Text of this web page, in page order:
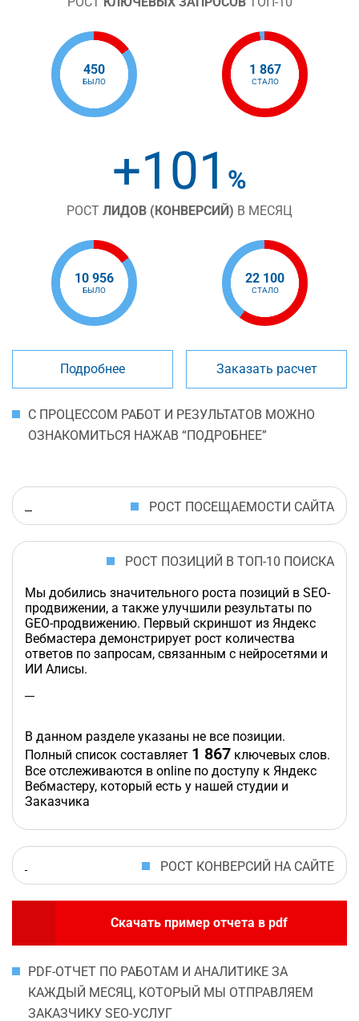
450
БЫЛО
1 867
СТАЛО
+101 %
РОСТ ЛИДОВ (КОНВЕРСИЙ) В МЕСЯЦ
10 956
БЫЛО
22 100
СТАЛО
Подробнее Заказать расчет
С ПРОЦЕССОМ РАБОТ И РЕЗУЛЬТАТОВ МОЖНО
ОЗНАКОМИТЬСЯ НАЖАВ “ПОДРОБНЕЕ”
РОСТ ПОСЕЩАЕМОСТИ САЙТА
РОСТ ПОЗИЦИЙ В ТОП-10 ПОИСКА
Мы добились значительного роста позиций в SEO-
продвижении, а также улучшили результаты по
GEO-продвижению. Первый скриншот из Яндекс
Вебмастера демонстрирует рост количества
ответов по запросам, связанным с нейросетями и
ИИ Алисы.
В данном разделе указаны не все позиции.
Полный список составляет 1 867 ключевых слов.
Все отслеживаются в online по доступу к Яндекс
Вебмастеру, который есть у нашей студии и
Заказчика
РОСТ КОНВЕРСИЙ НА САЙТЕ
Скачать пример отчета в pdf
PDF-ОТЧЕТ ПО РАБОТАМ И АНАЛИТИКЕ ЗА
КАЖДЫЙ МЕСЯЦ, КОТОРЫЙ МЫ ОТПРАВЛЯЕМ
ЗАКАЗЧИКУ SEO-УСЛУГ